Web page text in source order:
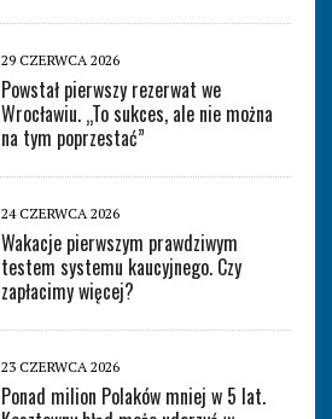
29 CZERWCA 2026
Powstał pierwszy rezerwat we
Wrocławiu. „To sukces, ale nie można
na tym poprzestać”
24 CZERWCA 2026
Wakacje pierwszym prawdziwym
testem systemu kaucyjnego. Czy
zapłacimy więcej?
23 CZERWCA 2026
Ponad milion Polaków mniej w 5 lat.